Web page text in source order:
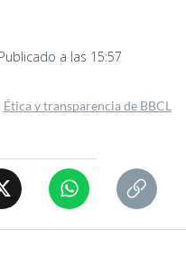
a las 15:57
Ética y transparencia de BBCL